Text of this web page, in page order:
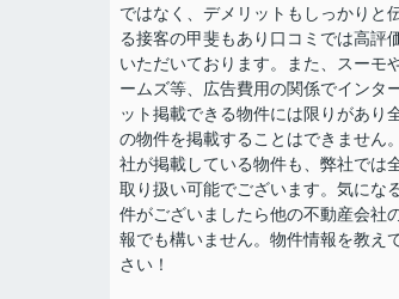
ではなく、デメリットもしっかりと
る接客の甲斐もあり口コミでは高評
いただいております。また、スーモ
ームズ等、広告費用の関係でインタ
ット掲載できる物件には限りがあり
の物件を掲載することはできません
社が掲載している物件も、弊社では
取り扱い可能でございます。気にな
件がございましたら他の不動産会社
報でも構いません。物件情報を教え
さい！